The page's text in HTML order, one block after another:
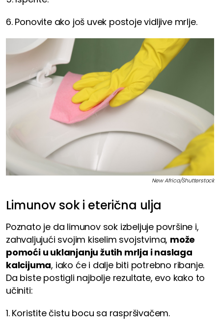
6. Ponovite ako još uvek postoje vidljive mrlje.
New Africa/Shutterstock
Limunov sok i eterična ulja
Poznato je da limunov sok izbeljuje površine i,
zahvaljujući svojim kiselim svojstvima, može
pomoći u uklanjanju žutih mrlja i naslaga
kalcijuma, iako će i dalje biti potrebno ribanje.
Da biste postigli najbolje rezultate, evo kako to
učiniti:
1. Koristite čistu bocu sa raspršivačem.